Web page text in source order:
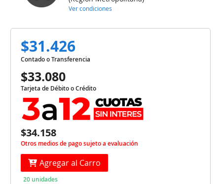
Ver condiciones
$31.426
Contado o Transferencia
$33.080
Tarjeta de Débito o Crédito
$34.158
Otros medios de pago sujeto a evaluación
Agregar al Carro
20 unidades